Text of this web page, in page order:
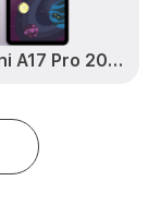
iPad mini A17 Pro 2024